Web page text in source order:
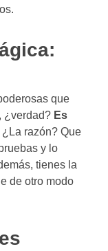
que
¿verdad? Es
¿La razón? Que
y lo
tienes la
de otro modo